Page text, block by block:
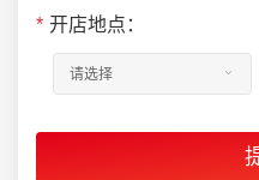
* 开店地点：